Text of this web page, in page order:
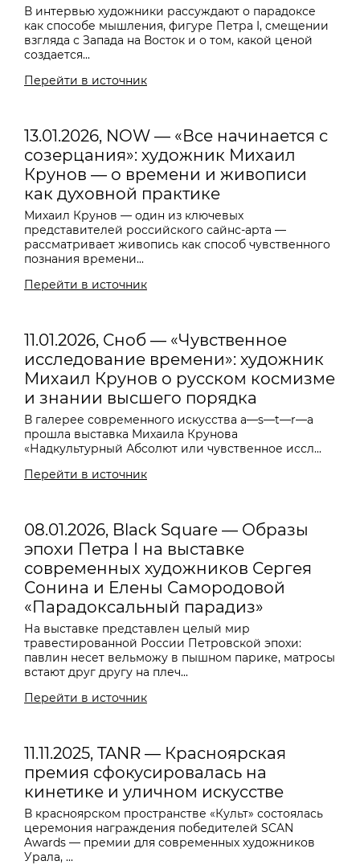
В интервью художники рассуждают о парадоксе
как способе мышления, фигуре Петра I, смещении
взгляда с Запада на Восток и о том, какой ценой
создается...
Перейти в источник
13.01.2026, NOW — «Все начинается с
созерцания»: художник Михаил
Крунов — о времени и живописи
как духовной практике
Михаил Крунов — один из ключевых
представителей российского сайнс-арта —
рассматривает живопись как способ чувственного
познания времени...
Перейти в источник
11.01.2026, Сноб — «Чувственное
исследование времени»: художник
Михаил Крунов о русском космизме
и знании высшего порядка
В галерее современного искусства a—s—t—r—a
прошла выставка Михаила Крунова
«Надкультурный Абсолют или чувственное иссл...
Перейти в источник
08.01.2026, Black Square — Образы
эпохи Петра I на выставке
современных художников Сергея
Сонина и Елены Самородовой
«Парадоксальный парадиз»
На выставке представлен целый мир
травестированной России Петровской эпохи:
павлин несет вельможу в пышном парике, матросы
встают друг другу на плеч...
Перейти в источник
11.11.2025, TANR — Красноярская
премия сфокусировалась на
кинетике и уличном искусстве
В красноярском пространстве «Культ» состоялась
церемония награждения победителей SCAN
Awards — премии для современных художников
Урала, ...